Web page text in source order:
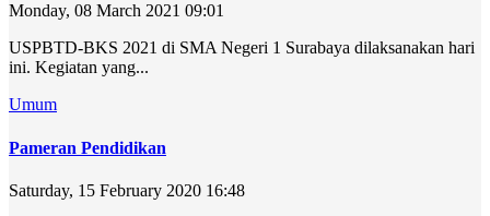
Monday, 08 March 2021 09:01
USPBTD-BKS 2021 di SMA Negeri 1 Surabaya dilaksanakan hari
ini. Kegiatan yang...
Umum
Pameran Pendidikan
Saturday, 15 February 2020 16:48